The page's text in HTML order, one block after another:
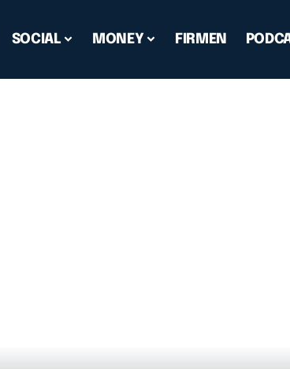
SOCIAL MONEY FIRMEN